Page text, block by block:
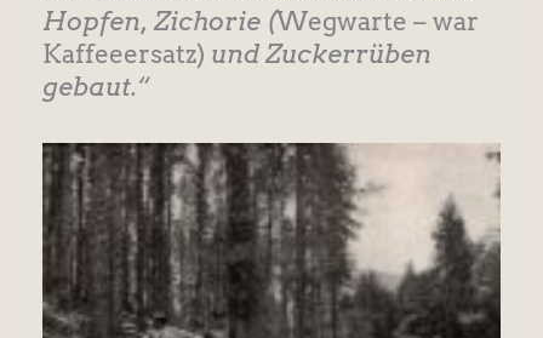
Hopfen, Zichorie (Wegwarte – war
Kaffeeersatz) und Zuckerrüben
gebaut.“